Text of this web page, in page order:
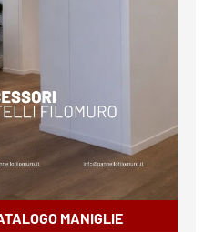
MANIGLIE